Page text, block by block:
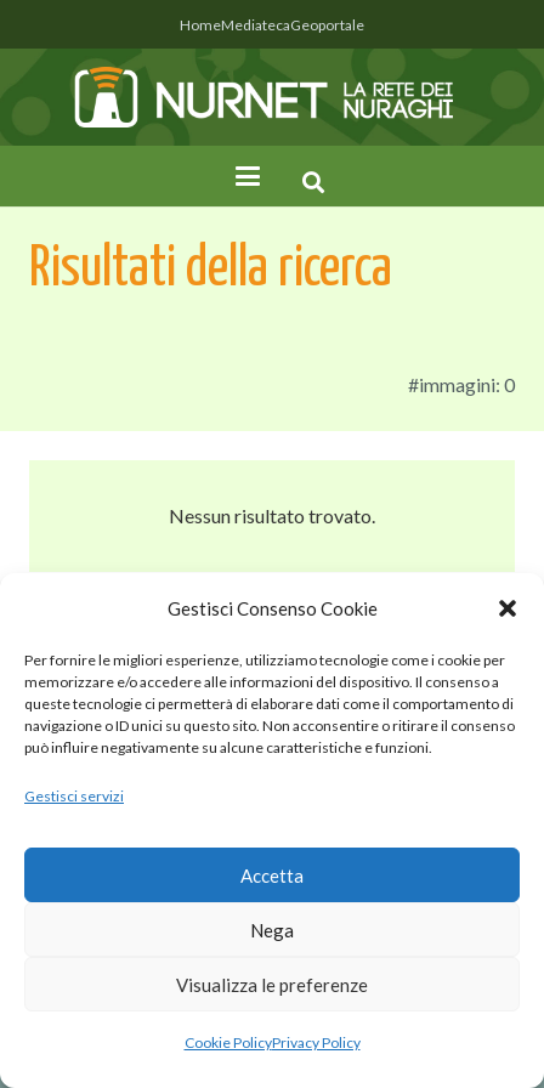
Gestisci Consenso Cookie
Per fornire le migliori esperienze, utilizziamo tecnologie come i cookie per
memorizzare e/o accedere alle informazioni del dispositivo. Il consenso a
queste tecnologie ci permetterà di elaborare dati come il comportamento di
navigazione o ID unici su questo sito. Non acconsentire o ritirare il consenso
può influire negativamente su alcune caratteristiche e funzioni.
Gestisci servizi
Accetta
Nega
Visualizza le preferenze
Cookie PolicyPrivacy Policy
HomeMediatecaGeoportale
Risultati della ricerca
#immagini: 0
Nessun risultato trovato.
antoniopalumbo.it
Cookie Policy (UE)
Privacy Policy